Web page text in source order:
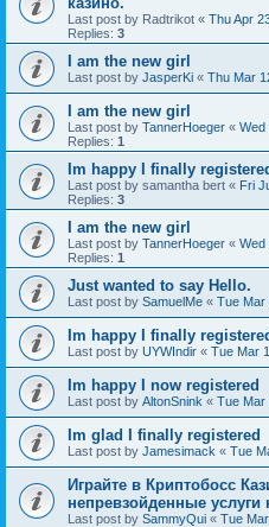
Last post by Radtrikot « Thu Apr
Replies: 3
I am the new girl
Last post by JasperKi « Thu Mar
I am the new girl
Last post by TannerHoeger « Wed
Replies: 1
Im happy I finally
Last post by samantha bert « Fri
Replies: 3
I am the new girl
Last post by TannerHoeger « Wed
Replies: 1
Just wanted to say Hello.
Last post by SamuelMe « Tue Mar
Im happy I finally
Last post by UYWIndir « Tue Mar
Im happy I now registered
Last post by AltonSnink « Tue Mar
Im glad I finally registered
Last post by Jamesimack « Tue
Играйте в Криптобосс
непревзойденные услуги
Last post by SammyQui « Tue